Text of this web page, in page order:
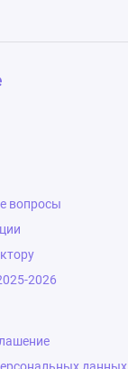
вопросы
2026